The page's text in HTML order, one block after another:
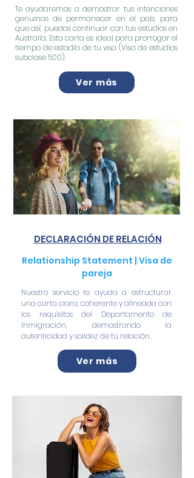
Te ayudaremos a demostrar tus intenciones
genuinas de permanecer en el país, para
que así, puedas continuar con tus estudios en
Australia. Esta carta es ideal para prorrogar el
tiempo de estadía de tu visa (Visa de estudios
subclase 500).
Ver más
DECLARACIÓN DE RELACIÓN
Relationship Statement | Visa de
pareja
Nuestro servicio te ayuda a estructurar
una carta clara, coherente y alineada con
los requisitos del Departamento de
Inmigración, demostrando la
autenticidad y solidez de tu relación.
Ver más